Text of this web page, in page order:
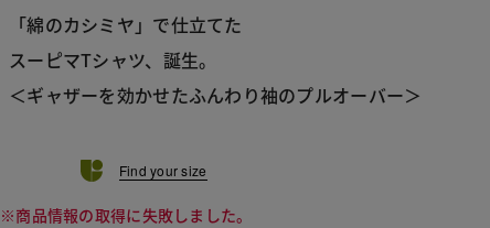
「綿のカシミヤ」で仕立てた
スーピマTシャツ、誕生。
＜ギャザーを効かせたふんわり袖のプルオーバー＞
Find your size
※商品情報の取得に失敗しました。